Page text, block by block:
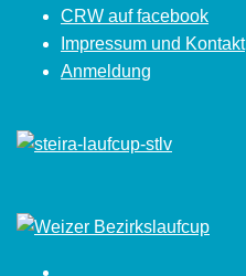
CRW auf facebook
Impressum und Kontakt
Anmeldung